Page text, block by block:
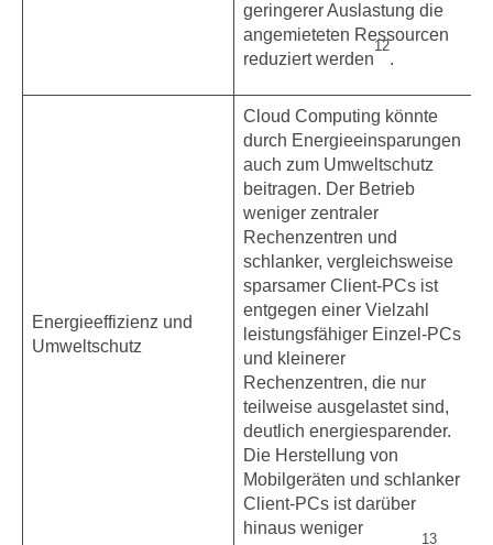
geringerer Auslastung die
angemieteten Ressourcen
reduziert werden
12
.
Energieeffizienz und
Umweltschutz
Cloud Computing könnte
durch Energieeinsparungen
auch zum Umweltschutz
beitragen. Der Betrieb
weniger zentraler
Rechenzentren und
schlanker, vergleichsweise
sparsamer Client-PCs ist
entgegen einer Vielzahl
leistungsfähiger Einzel-PCs
und kleinerer
Rechenzentren, die nur
teilweise ausgelastet sind,
deutlich energiesparender.
Die Herstellung von
Mobilgeräten und schlanker
Client-PCs ist darüber
hinaus weniger
13